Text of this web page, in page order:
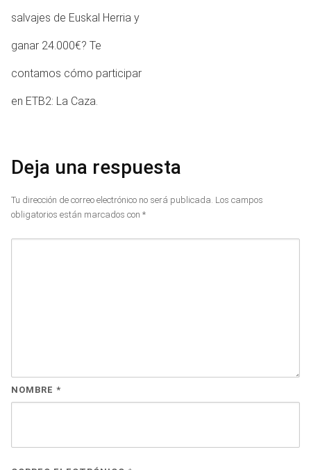
salvajes de Euskal Herria y
ganar 24.000€? Te
contamos cómo participar
en ETB2: La Caza.
Deja una respuesta
Tu dirección de correo electrónico no será publicada. Los campos
obligatorios están marcados con *
NOMBRE *